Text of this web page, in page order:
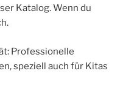
Katalog. Wenn du
Professionelle
speziell auch für Kitas